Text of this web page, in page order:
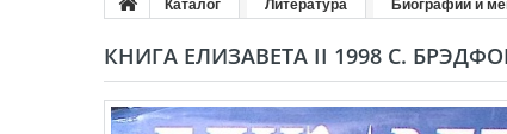
КНИГА ЕЛИЗАВЕТА II 1998 С.